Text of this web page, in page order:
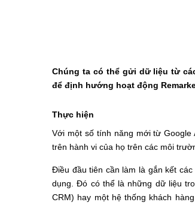
Chúng ta có thể gửi dữ liệu từ
để định hướng hoạt động
Thực hiện
Với một số tính năng mới từ Google
trên hành vi của họ trên các môi
Điều đầu tiên cần làm là gắn kết
dụng. Đó có thể là những dữ liệu
CRM) hay một hệ thống khách